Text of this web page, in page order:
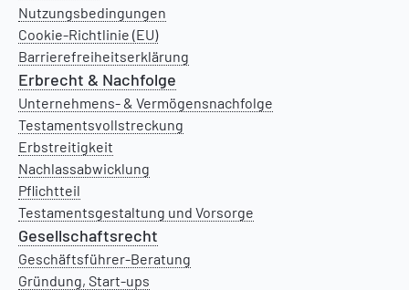
Nutzungsbedingungen
Cookie-Richtlinie (EU)
Barrierefreiheitserklärung
Erbrecht & Nachfolge
Unternehmens- & Vermögensnachfolge
Testamentsvollstreckung
Erbstreitigkeit
Nachlassabwicklung
Pflichtteil
Testamentsgestaltung und Vorsorge
Gesellschaftsrecht
Geschäftsführer-Beratung
Gründung, Start-ups